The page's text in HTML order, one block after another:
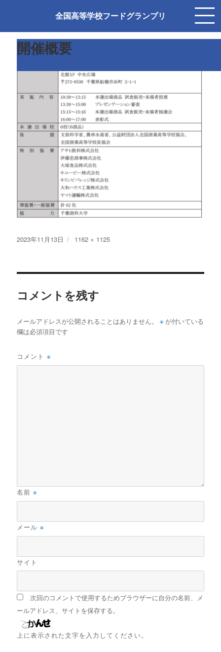
全国高等学校フードグランプリ
開催概要
投
2023年11月13日
フ
イ
1162 × 1125
コメントを残す
メールアドレスが公開されることはありません。 ※ が付いている
欄は必須項目です
コメント※
名前※
メール※
サイト
次回のコメントで使用するためブラウザーに自分の名前、メ
ールアドレス、サイトを保存する。
上に表示された文字を入力してください。